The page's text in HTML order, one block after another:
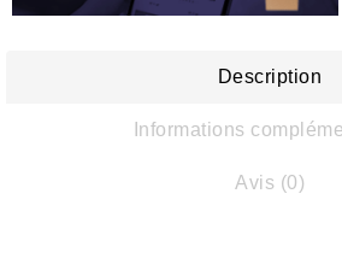
Description
Informations
Avis (0)